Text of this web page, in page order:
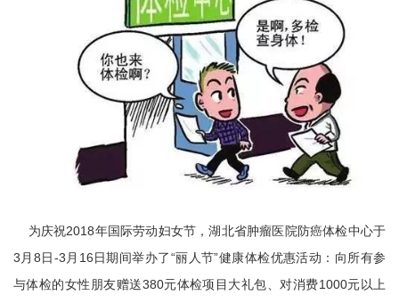
为庆祝2018年国际劳动妇女节，湖北省肿瘤医院防癌体检中心于
3月8日-3月16日期间举办了“丽人节”健康体检优惠活动：向所有参
与体检的女性朋友赠送380元体检项目大礼包、对消费1000元以上